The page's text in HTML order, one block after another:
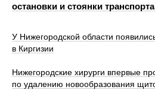
остановки и стоянки транспорта
У Нижегородской области
в Киргизии
Нижегородские хирурги впервые
по удалению новообразования